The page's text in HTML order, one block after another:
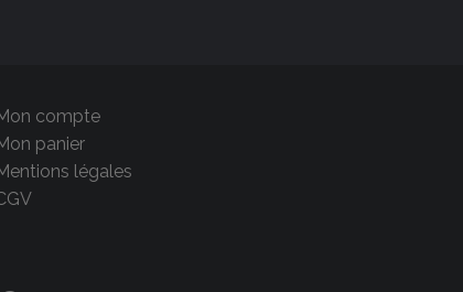
compte
panier
légales